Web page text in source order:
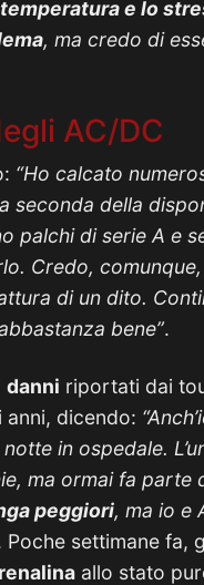
e lo
, ma credo di
AC/DC
“Ho calcato
seconda della
palchi di serie A e
Credo, comunque,
di un dito.
bene”.
danni riportati dai
dicendo:
in ospedale.
ma ormai fa parte
peggiori, ma io e
Poche settimane fa,
allo stato